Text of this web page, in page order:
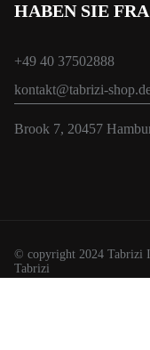
HABEN SIE
+49 40 37502888
kontakt@tabrizi-
Brook 7, 20457
© copyright 2024 Tabrizi
Tabrizi